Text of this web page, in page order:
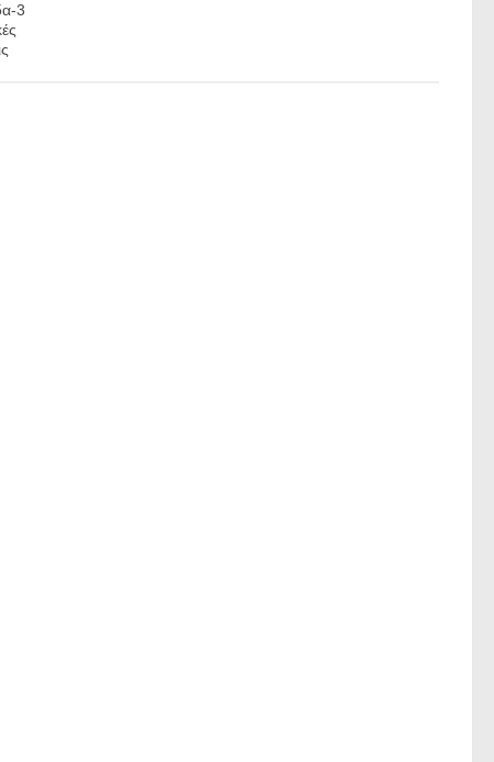
3